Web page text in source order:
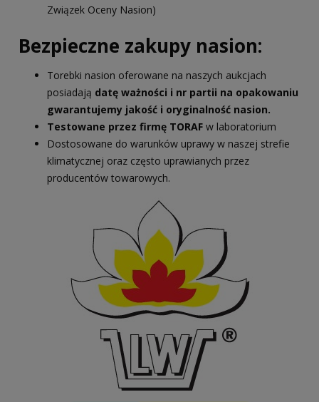
Związek Oceny Nasion)
Bezpieczne zakupy nasion:
Torebki nasion oferowane na naszych aukcjach
posiadają datę ważności i nr partii na opakowaniu
gwarantujemy jakość i oryginalność nasion.
Testowane przez firmę TORAF w laboratorium
Dostosowane do warunków uprawy w naszej strefie
klimatycznej oraz często uprawianych przez
producentów towarowych.